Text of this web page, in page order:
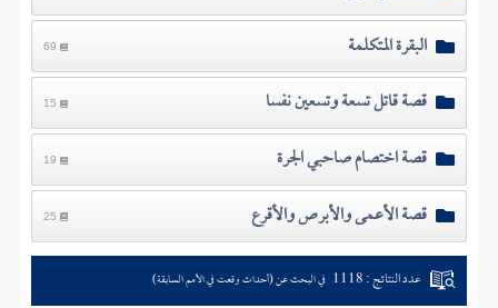
البقرة المتكلمة 69
قصة قاتل تسعة وتسعين نفسا 15
قصة اختصام صاحبي الجرة 19
قصة الأعمى والأبرص والأقرع 25
عدد النتائج : 1118 في البحث عن (أحداث وقعت في الأمم السابقة)